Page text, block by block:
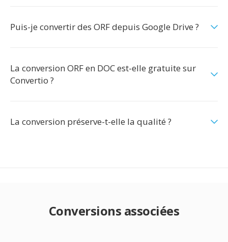
Puis-je convertir des ORF depuis Google Drive ?
La conversion ORF en DOC est-elle gratuite sur
Convertio ?
La conversion préserve-t-elle la qualité ?
Conversions associées